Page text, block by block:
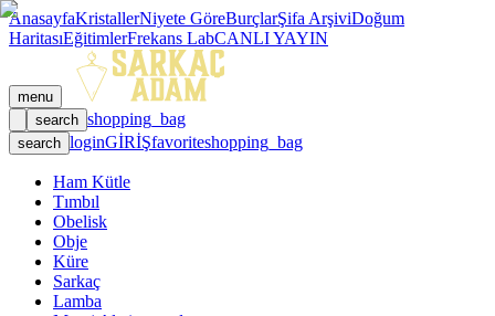
AnasayfaKristallerNiyete GöreBurçlarŞifa ArşiviDoğum
HaritasıEğitimlerFrekans LabCANLI YAYIN
menu
search shopping_bag
search loginGİRİŞfavoriteshopping_bag
Ham Kütle
Tımbıl
Obelisk
Obje
Küre
Sarkaç
Lamba